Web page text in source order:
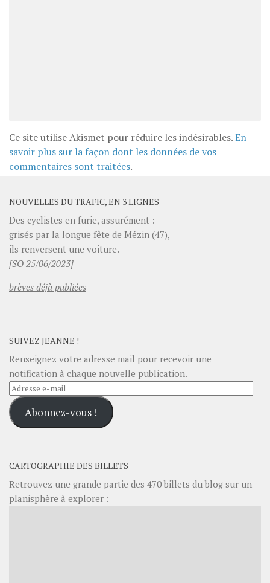
Ce site utilise Akismet pour réduire les indésirables.En
savoir plus sur la façon dont les données de vos
commentaires sont traitées.
NOUVELLES DU TRAFIC, EN 3 LIGNES
Des cyclistes en furie, assurément :
grisés par la longue fête de Mézin (47),
ils renversent une voiture.
[SO 25/06/2023]
brèves déjà publiées
SUIVEZ JEANNE !
Renseignez votre adresse mail pour recevoir une
notification à chaque nouvelle publication.
Adresse
e-
mailAbonnez-vous !
CARTOGRAPHIE DES BILLETS
Retrouvez une grande partie des 470billets du blog sur un
planisphère à explorer :